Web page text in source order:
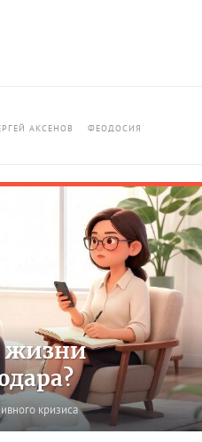
АКСЕНОВ ФЕОДОСИЯ
жизни
кризиса